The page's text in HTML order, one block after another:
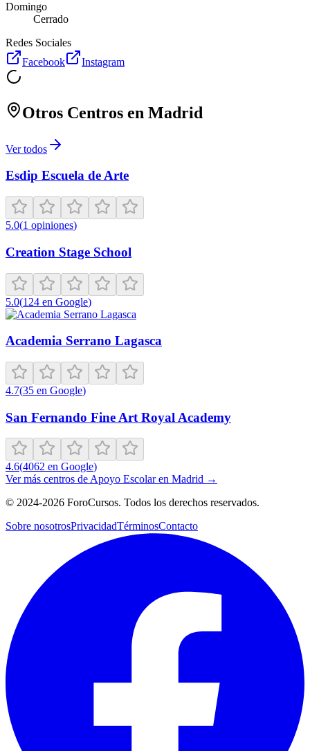
Domingo
Cerrado
Redes Sociales
Facebook
Instagram
Otros Centros en Madrid
Ver todos
Esdip Escuela de Arte
5.0(1 opiniones)
Creation Stage School
5.0(124 en Google)
Academia Serrano Lagasca
4.7(35 en Google)
San Fernando Fine Art Royal Academy
4.6(4062 en Google)
Ver más centros deApoyo Escolaren Madrid →
© 2024-2026 ForoCursos. Todos los derechos reservados.
Sobre nosotrosPrivacidadTérminosContacto